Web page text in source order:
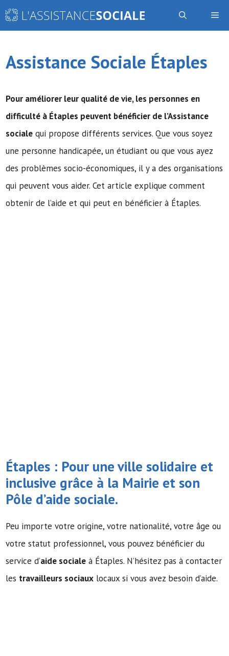
Aller
Assistance Sociale Étaples
Pour améliorer leur qualité de vie, les personnes en
difficulté à Étaples peuvent bénéficier de l’Assistance
sociale qui propose différents services. Que vous soyez
une personne handicapée, un étudiant ou que vous ayez
des problèmes socio-économiques, il y a des organisations
qui peuvent vous aider. Cet article explique comment
obtenir de l’aide et qui peut en bénéficier à Étaples.
Étaples : Pour une ville solidaire et
inclusive grâce à la Mairie et son
Pôle d’aide sociale.
Peu importe votre origine, votre nationalité, votre âge ou
votre statut professionnel, vous pouvez bénéficier du
service d’aide sociale à Étaples. N’hésitez pas à contacter
les travailleurs sociaux locaux si vous avez besoin d’aide.